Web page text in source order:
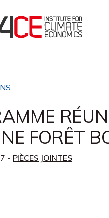
FORÊT
- PIÈCES JOINTES